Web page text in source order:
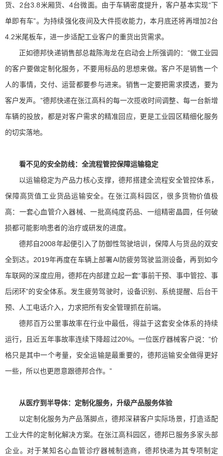
货、2台3.8米厢货、4台微面。由于车辆密度提升，客户基本实现“下
单即有车”。为持续强化夜间及大件揽收能力，本月底还将再增加2台
4.2米尾板车，进一步适配工业客户的重货出货需求。
正如德邦快递销售部总裁陈海龙在启动会上所强调的：“做工业园
的客户要做定制化服务，不要用标品的思想来做。客户不是销售一个
人的事情，交付、运营都要参与进来。销售一定要把需求摸透，要为
客户发声。”德邦快递在张江高科的每一次揽收时间调整、每一台新增
车辆的投放，都是对客户需求的精准回应，更是工业园区精细化服务
的切实落地。
看不见的安全防线：全流程管控保障运输稳定
以运输稳定为产品力核心支撑，德邦搭建全流程安全管控体系，
保障高货值工业货品运输安全。在张江高科园区，很多货物价值极
高：一套心血管介入器械、一批高纯度药品、一组精密晶圆，任何破
损都可能影响患者的治疗或研发的进度。
德邦自2008年起便引入了防御性驾驶培训，保障人与货品的双安
全到达。2019年再度在车辆上部署AI防疲劳驾驶监测设备，再到如今
车联网的深度应用，德邦在内部建立起一套“事前干预、事中管控、事
后闭环”的安全体系。发生疲劳驾驶时，设备识别、系统提醒、后台干
预、人工电话介入，力求把所有安全管理抓在前端。
德邦百万公里事故率在行业中最低，得益于这套安全体系的持续
运行，且近五年事故率连续下降超过20%。一位医疗器械客户说：“价
格只是其中一个考量，安全运输是最重要的，德邦运输安全做得更好
一些，所以也更愿意跟德邦合作。”
从医疗到半导体：定制化服务，升级产品服务体验
以定制化服务为产品落脚点，德邦深耕客户实际场景，打造适配
工业大件的定制化解决方案。在张江高科园区，德邦已服务多家头部
企业。对于某知名心血管诊疗器械制造商，德邦快递为其专项制定